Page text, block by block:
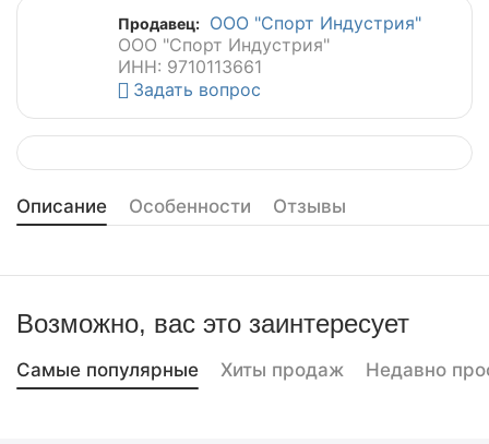
Продавец: ООО "Спорт Индустрия"
ООО "Спорт Индустрия"
ИНН: 9710113661
Задать вопрос
Описание Особенности Отзывы
Возможно, вас это заинтересует
Самые популярные Хиты продаж Недавно